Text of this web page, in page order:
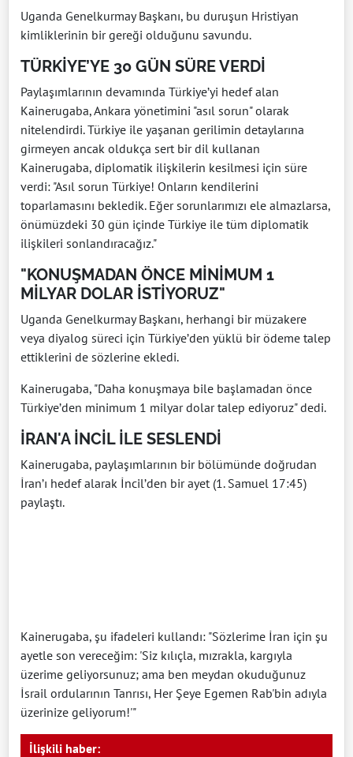
Uganda Genelkurmay Başkanı, bu duruşun Hristiyan
kimliklerinin bir gereği olduğunu savundu.
TÜRKİYE’YE 30 GÜN SÜRE VERDİ
Paylaşımlarının devamında Türkiye’yi hedef alan
Kainerugaba, Ankara yönetimini "asıl sorun" olarak
nitelendirdi. Türkiye ile yaşanan gerilimin detaylarına
girmeyen ancak oldukça sert bir dil kullanan
Kainerugaba, diplomatik ilişkilerin kesilmesi için süre
verdi: "Asıl sorun Türkiye! Onların kendilerini
toparlamasını bekledik. Eğer sorunlarımızı ele almazlarsa,
önümüzdeki 30 gün içinde Türkiye ile tüm diplomatik
ilişkileri sonlandıracağız."
"KONUŞMADAN ÖNCE MİNİMUM 1
MİLYAR DOLAR İSTİYORUZ"
Uganda Genelkurmay Başkanı, herhangi bir müzakere
veya diyalog süreci için Türkiye’den yüklü bir ödeme talep
ettiklerini de sözlerine ekledi.
Kainerugaba, "Daha konuşmaya bile başlamadan önce
Türkiye’den minimum 1 milyar dolar talep ediyoruz" dedi.
İRAN'A İNCİL İLE SESLENDİ
Kainerugaba, paylaşımlarının bir bölümünde doğrudan
İran’ı hedef alarak İncil’den bir ayet (1. Samuel 17:45)
paylaştı.
Kainerugaba, şu ifadeleri kullandı: "Sözlerime İran için şu
ayetle son vereceğim: 'Siz kılıçla, mızrakla, kargıyla
üzerime geliyorsunuz; ama ben meydan okuduğunuz
İsrail ordularının Tanrısı, Her Şeye Egemen Rab'bin adıyla
üzerinize geliyorum!'"
İlişkili haber: